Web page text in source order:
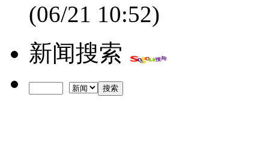
(06/21 10:52)
新闻搜索